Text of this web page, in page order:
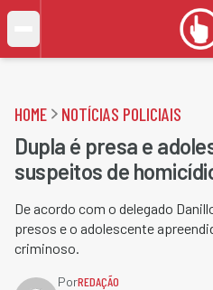
HOME NOTÍCIAS POLICIAIS
Dupla é presa e
suspeitos de
De acordo com o delegado
presos e o adolescente
criminoso.
PorREDAÇÃO